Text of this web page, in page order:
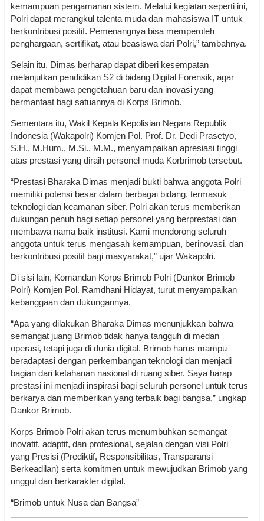
kemampuan pengamanan sistem. Melalui kegiatan seperti ini,
Polri dapat merangkul talenta muda dan mahasiswa IT untuk
berkontribusi positif. Pemenangnya bisa memperoleh
penghargaan, sertifikat, atau beasiswa dari Polri,” tambahnya.
Selain itu, Dimas berharap dapat diberi kesempatan
melanjutkan pendidikan S2 di bidang Digital Forensik, agar
dapat membawa pengetahuan baru dan inovasi yang
bermanfaat bagi satuannya di Korps Brimob.
Sementara itu, Wakil Kepala Kepolisian Negara Republik
Indonesia (Wakapolri) Komjen Pol. Prof. Dr. Dedi Prasetyo,
S.H., M.Hum., M.Si., M.M., menyampaikan apresiasi tinggi
atas prestasi yang diraih personel muda Korbrimob tersebut.
“Prestasi Bharaka Dimas menjadi bukti bahwa anggota Polri
memiliki potensi besar dalam berbagai bidang, termasuk
teknologi dan keamanan siber. Polri akan terus memberikan
dukungan penuh bagi setiap personel yang berprestasi dan
membawa nama baik institusi. Kami mendorong seluruh
anggota untuk terus mengasah kemampuan, berinovasi, dan
berkontribusi positif bagi masyarakat,” ujar Wakapolri.
Di sisi lain, Komandan Korps Brimob Polri (Dankor Brimob
Polri) Komjen Pol. Ramdhani Hidayat, turut menyampaikan
kebanggaan dan dukungannya.
“Apa yang dilakukan Bharaka Dimas menunjukkan bahwa
semangat juang Brimob tidak hanya tangguh di medan
operasi, tetapi juga di dunia digital. Brimob harus mampu
beradaptasi dengan perkembangan teknologi dan menjadi
bagian dari ketahanan nasional di ruang siber. Saya harap
prestasi ini menjadi inspirasi bagi seluruh personel untuk terus
berkarya dan memberikan yang terbaik bagi bangsa,” ungkap
Dankor Brimob.
Korps Brimob Polri akan terus menumbuhkan semangat
inovatif, adaptif, dan profesional, sejalan dengan visi Polri
yang Presisi (Prediktif, Responsibilitas, Transparansi
Berkeadilan) serta komitmen untuk mewujudkan Brimob yang
unggul dan berkarakter digital.
“Brimob untuk Nusa dan Bangsa”